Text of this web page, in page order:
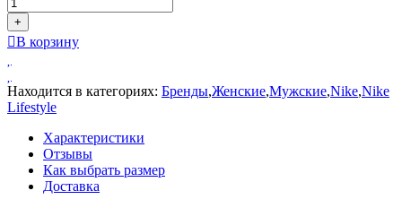
+
В корзину
Находится в категориях: Бренды,Женские,Мужские,Nike,Nike
Lifestyle
Характеристики
Отзывы
Как выбрать размер
Доставка